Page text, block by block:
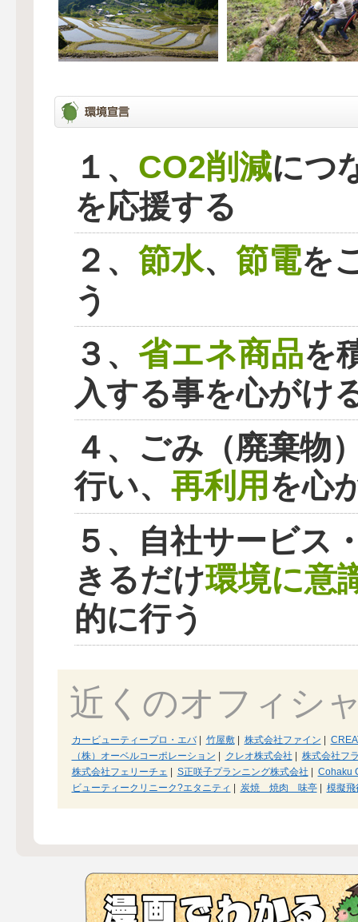
１、 CO2削減につ
を応援する
２、 節水、 節電を
う
３、 省エネ商品を
入する事を心がけ
４、ごみ（廃棄物
行い、 再利用を心
５、自社サービス
きるだけ環境に意
的に行う
近くのオフィシ
カービューティープロ・エバ| 竹屋敷| 株式会社ファイン
（株）オーベルコーポレーション
クレオ株式会社
株式会社フ
株式会社フェリーチェ
S正咲子プランニング株式会社
Cohaku
ビューティークリニーク?エタニティ
炭焼 焼肉 味亭| 模擬飛